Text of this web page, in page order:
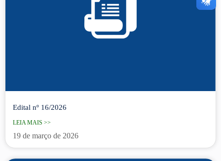
Edital nº 16/2026
LEIA MAIS >>
19 de março de 2026